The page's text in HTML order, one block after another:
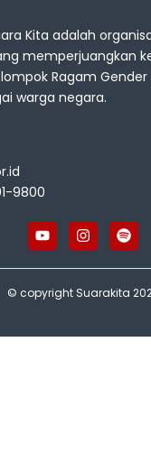
Kita adalah
memperjuangkan
Ragam
warga negara.
9800
© copyright Suarakita